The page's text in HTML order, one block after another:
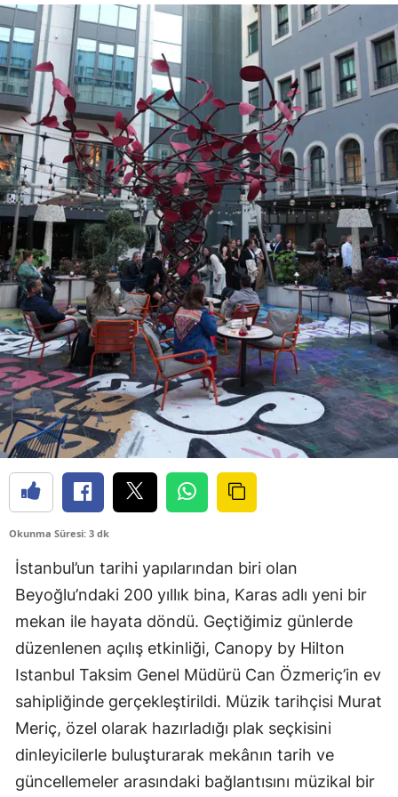
Okunma Süresi: 3 dk
İstanbul’un tarihi yapılarından biri olan
Beyoğlu’ndaki 200 yıllık bina, Karas adlı yeni bir
mekan ile hayata döndü. Geçtiğimiz günlerde
düzenlenen açılış etkinliği, Canopy by Hilton
Istanbul Taksim Genel Müdürü Can Özmeriç’in ev
sahipliğinde gerçekleştirildi. Müzik tarihçisi Murat
Meriç, özel olarak hazırladığı plak seçkisini
dinleyicilerle buluşturarak mekânın tarih ve
güncellemeler arasındaki bağlantısını müzikal bir